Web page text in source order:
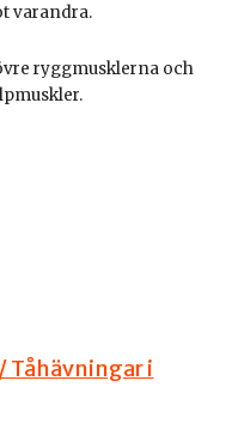
varandra.
ryggmusklerna och
Tåhävningar i